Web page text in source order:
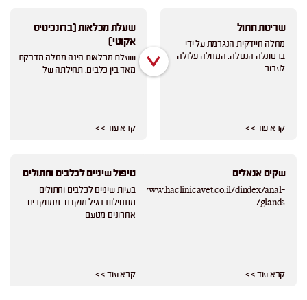
שריטת חתול
מחלה חיידקית הנגרמת על ידי
ברטונלה הנסלה. המחלה עלולה
לעבור
קרא עוד > >
שעלת מכלאות (ברונכיטיס
אקוטי)
שעלת מכלאות הינה מחלה מדבקת
מאד בין כלבים. תחילתה של
קרא עוד > >
שקים אנאלים
https://www.haclinicavet.co.il/dindex/anal-
glands/
קרא עוד > >
טיפול שיניים לכלבים וחתולים
בעיות שיניים לכלבים וחתולים
מתחילות בגיל מוקדם. ממחקרים
אחרונים מטעם
קרא עוד > >